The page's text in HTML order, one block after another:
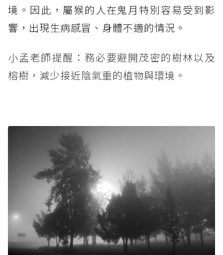
境。因此，屬猴的人在鬼月特別容易受到影
響，出現生病感冒、身體不適的情況。
小孟老師提醒：務必要避開茂密的樹林以及
榕樹，減少接近陰氣重的植物與環境。